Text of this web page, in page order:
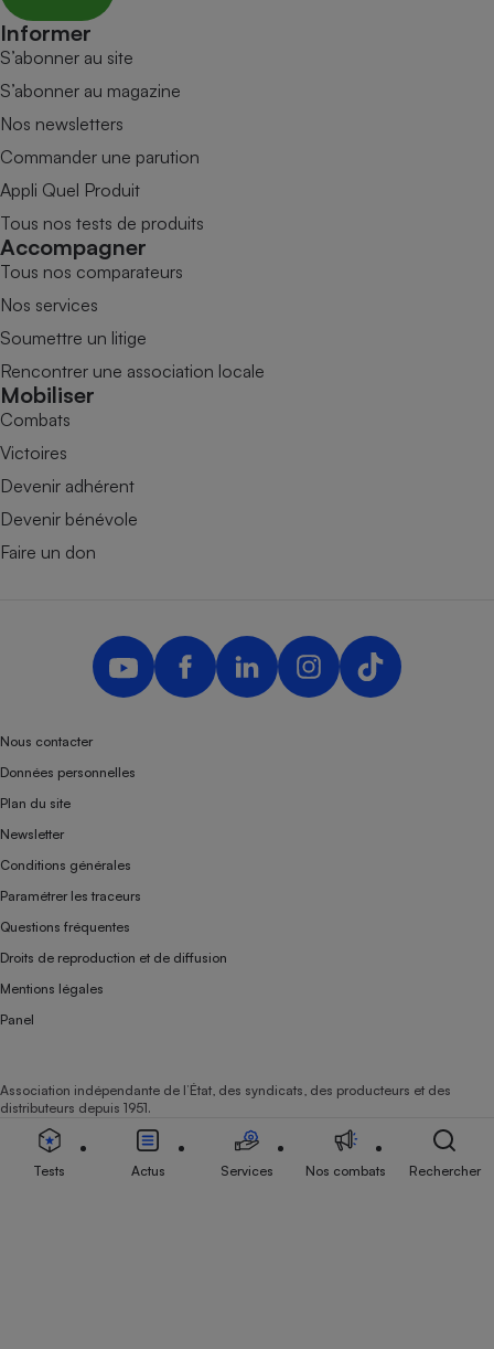
Informer
S’abonner au site
S’abonner au magazine
Nos newsletters
Commander une parution
Appli Quel Produit
Tous nos tests de produits
Accompagner
Tous nos comparateurs
Nos services
Soumettre un litige
Rencontrer une association locale
Mobiliser
Combats
Victoires
Devenir adhérent
Devenir bénévole
Faire un don
Nous contacter
Données personnelles
Plan du site
Newsletter
Conditions générales
Paramétrer les traceurs
Questions fréquentes
Droits de reproduction et de diffusion
Mentions légales
Panel
Association indépendante de l’État, des syndicats, des producteurs et des
distributeurs depuis 1951.
Tests Actus Services Nos combats Rechercher